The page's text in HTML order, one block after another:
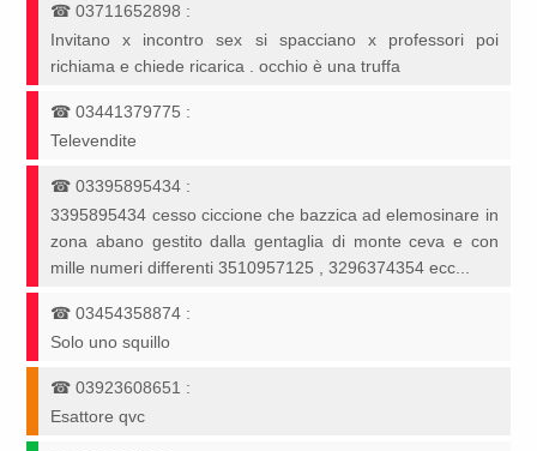
☎03711652898 :
Invitano x incontro sex si spacciano x professori poi
richiama e chiede ricarica . occhio è una truffa
☎03441379775 :
Televendite
☎03395895434 :
3395895434 cesso ciccione che bazzica ad elemosinare in
zona abano gestito dalla gentaglia di monte ceva e con
mille numeri differenti 3510957125 , 3296374354 ecc...
☎03454358874 :
Solo uno squillo
☎03923608651 :
Esattore qvc